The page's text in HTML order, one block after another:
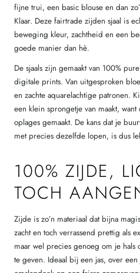
fijne trui, een basic blouse en dan
Klaar. Deze fairtrade zijden sjaal is
beweging kleur, zachtheid en een
goede manier dan hè.
De sjaals zijn gemaakt van 100%
digitale prints. Van uitgesproken
en zachte aquarelachtige patronen.
een klein sprongetje van maakt,
oplages gemaakt. De kans dat je
met precies dezelfde lopen, is dus
100% ZIJDE,
TOCH
Zijde is zo’n materiaal dat bijna
zacht en toch verrassend prettig als
maar wel precies genoeg om je hals
te geven. Ideaal bij een jas, over